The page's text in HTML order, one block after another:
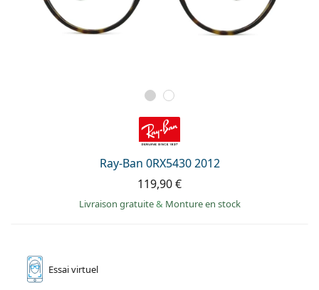
Ray-Ban 0RX5430 2012
119,90 €
Livraison gratuite& Monture en stock
Essaivirtuel